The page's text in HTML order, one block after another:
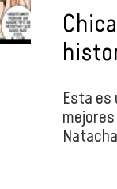
Esta es